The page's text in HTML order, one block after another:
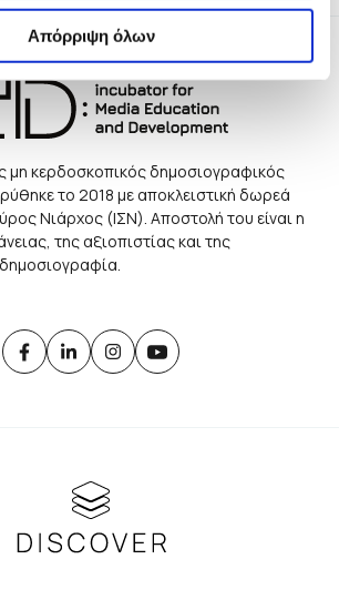
Απόρριψη όλων
μη κερδοσκοπικός δημοσιογραφικός
το 2018 με αποκλειστική δωρεά
Νιάρχος (ΙΣΝ). Αποστολή του είναι η
της αξιοπιστίας και της